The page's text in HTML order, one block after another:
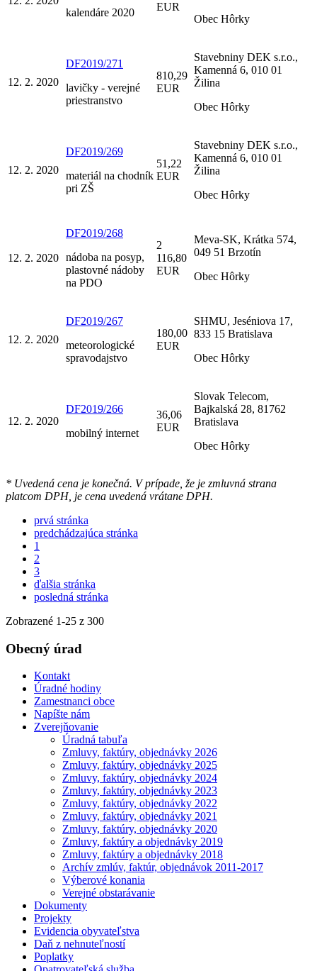
kalendáre 2020
EUR
Obec Hôrky
12. 2. 2020
DF2019/271
lavičky - verejné
priestranstvo
810,29
EUR
Stavebniny DEK s.r.o.,
Kamenná 6, 010 01
Žilina
Obec Hôrky
12. 2. 2020
DF2019/269
materiál na chodník
pri ZŠ
51,22
EUR
Stavebniny DEK s.r.o.,
Kamenná 6, 010 01
Žilina
Obec Hôrky
12. 2. 2020
DF2019/268
nádoba na posyp,
plastovné nádoby
na PDO
2
116,80
EUR
Meva-SK, Krátka 574,
049 51 Brzotín
Obec Hôrky
12. 2. 2020
DF2019/267
meteorologické
spravodajstvo
180,00
EUR
SHMU, Jeséniova 17,
833 15 Bratislava
Obec Hôrky
12. 2. 2020
DF2019/266
mobilný internet
36,06
EUR
Slovak Telecom,
Bajkalská 28, 81762
Bratislava
Obec Hôrky
* Uvedená cena je konečná. V prípade, že je zmluvná strana
platcom DPH, je cena uvedená vrátane DPH.
prvá stránka
predchádzajúca stránka
1
2
3
ďalšia stránka
posledná stránka
Zobrazené 1-25 z 300
Obecný úrad
Kontakt
Úradné hodiny
Zamestnanci obce
Napíšte nám
Zverejňovanie
Úradná tabuľa
Zmluvy, faktúry, objednávky 2026
Zmluvy, faktúry, objednávky 2025
Zmluvy, faktúry, objednávky 2024
Zmluvy, faktúry, objednávky 2023
Zmluvy, faktúry, objednávky 2022
Zmluvy, faktúry, objednávky 2021
Zmluvy, faktúry, objednávky 2020
Zmluvy, faktúry a objednávky 2019
Zmluvy, faktúry a objednávky 2018
Archív zmlúv, faktúr, objednávok 2011-2017
Výberové konania
Verejné obstarávanie
Dokumenty
Projekty
Evidencia obyvateľstva
Daň z nehnuteľností
Poplatky